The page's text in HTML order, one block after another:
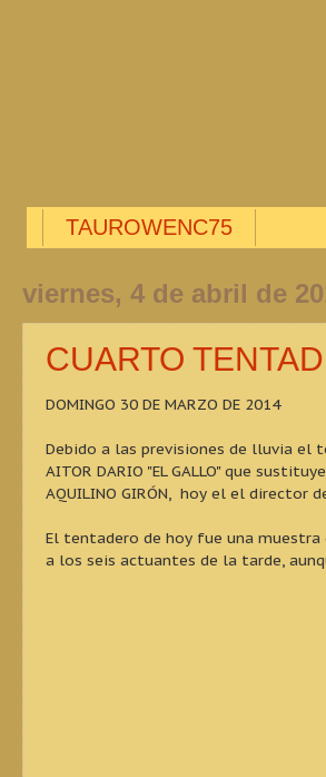
TAUROWENC75
viernes, 4 de abril de
CUARTO
DOMINGO 30 DE MARZO DE 2014
Debido a las previsiones de lluvia el
AITOR DARIO "EL GALLO" que
AQUILINO GIRÓN, hoy el el director
El tentadero de hoy fue una muestra
a los seis actuantes de la tarde,